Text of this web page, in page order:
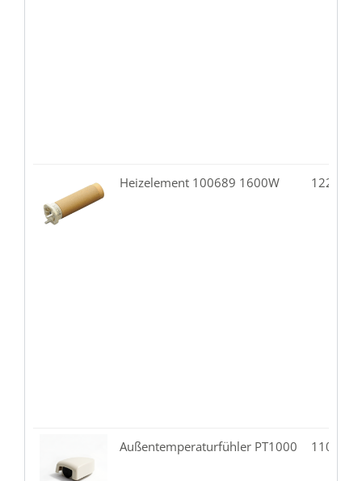
Heizelement 100689 1600W 122.00-
Außentemperaturfühler PT1000 110.07-